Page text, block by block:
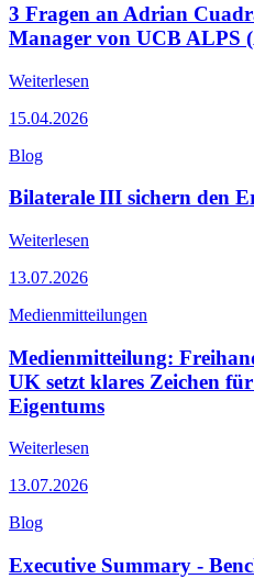
3 Fragen an Adrian
Manager von UCB ALPS
Weiterlesen
15.04.2026
Blog
Bilaterale III sichern den
Weiterlesen
13.07.2026
Medienmitteilungen
Medienmitteilung:
UK setzt klares Zeichen
Eigentums
Weiterlesen
13.07.2026
Blog
Executive Summary -